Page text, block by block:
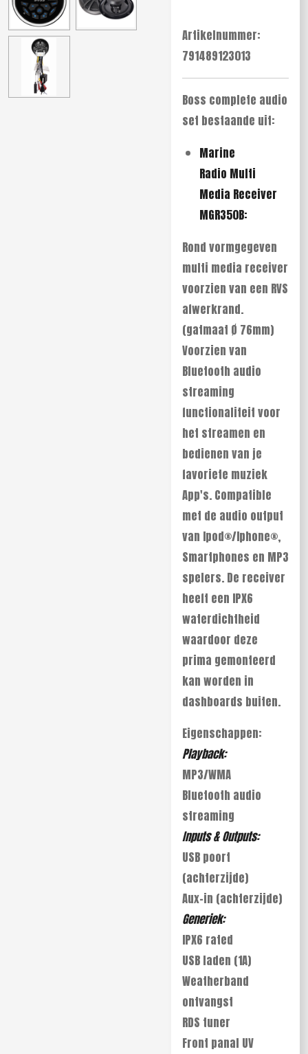
Artikelnummer:
791489123013
Boss complete audio
set bestaande uit:
Marine
Radio Multi
Media Receiver
MGR350B:
Rond vormgegeven
multi media receiver
voorzien van een RVS
afwerkrand.
(gatmaat Ø 76mm)
Voorzien van
Bluetooth audio
streaming
functionaliteit voor
het streamen en
bedienen van je
favoriete muziek
App's. Compatible
met de audio output
van Ipod®/Iphone®,
Smartphones en MP3
spelers. De receiver
heeft een IPX6
waterdichtheid
waardoor deze
prima gemonteerd
kan worden in
dashboards buiten.
Eigenschappen:
Playback:
MP3/WMA
Bluetooth audio
streaming
Inputs & Outputs:
USB poort
(achterzijde)
Aux-in (achterzijde)
Generiek:
IPX6 rated
USB laden (1A)
Weatherband
ontvangst
RDS tuner
Front panal UV